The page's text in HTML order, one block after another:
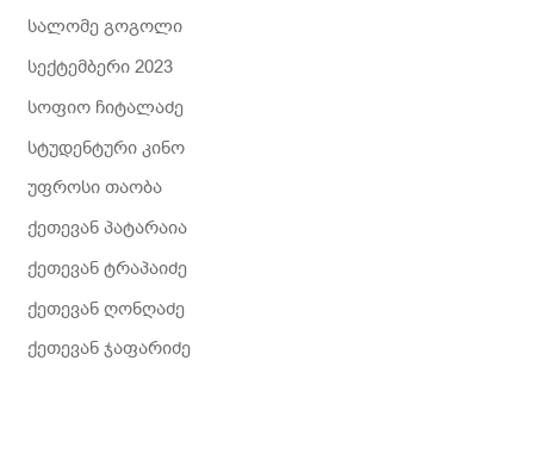
სალომე გოგოლი
სექტემბერი 2023
სოფიო ჩიტალაძე
სტუდენტური კინო
უფროსი თაობა
ქეთევან პატარაია
ქეთევან ტრაპაიძე
ქეთევან ღონღაძე
ქეთევან ჯაფარიძე